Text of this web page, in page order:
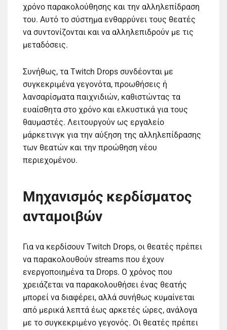
χρόνο παρακολούθησης και την αλληλεπίδραση
του. Αυτό το σύστημα ενθαρρύνει τους θεατές
να συντονίζονται και να αλληλεπιδρούν με τις
μεταδόσεις.
Συνήθως, τα Twitch Drops συνδέονται με
συγκεκριμένα γεγονότα, προωθήσεις ή
λανσαρίσματα παιχνιδιών, καθιστώντας τα
ευαίσθητα στο χρόνο και ελκυστικά για τους
θαυμαστές. Λειτουργούν ως εργαλείο
μάρκετινγκ για την αύξηση της αλληλεπίδρασης
των θεατών και την προώθηση νέου
περιεχομένου.
Μηχανισμός κερδίσματος
ανταμοιβών
Για να κερδίσουν Twitch Drops, οι θεατές πρέπει
να παρακολουθούν streams που έχουν
ενεργοποιημένα τα Drops. Ο χρόνος που
χρειάζεται να παρακολουθήσει ένας θεατής
μπορεί να διαφέρει, αλλά συνήθως κυμαίνεται
από μερικά λεπτά έως αρκετές ώρες, ανάλογα
με το συγκεκριμένο γεγονός. Οι θεατές πρέπει